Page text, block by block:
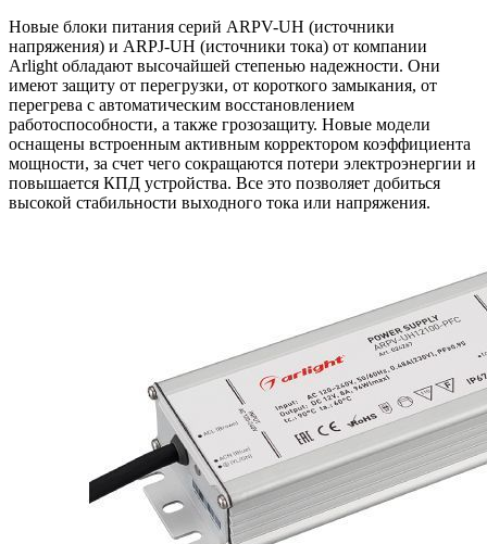
Новые блоки питания серий ARPV-UH (источники
напряжения) и ARPJ-UH (источники тока) от компании
Arlight обладают высочайшей степенью надежности. Они
имеют защиту от перегрузки, от короткого замыкания, от
перегрева с автоматическим восстановлением
работоспособности, а также грозозащиту. Новые модели
оснащены встроенным активным корректором коэффициента
мощности, за счет чего сокращаются потери электроэнергии и
повышается КПД устройства. Все это позволяет добиться
высокой стабильности выходного тока или напряжения.